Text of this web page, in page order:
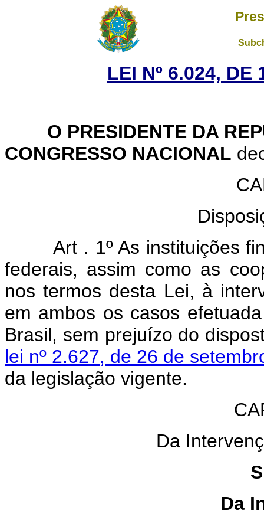
LEI Nº 6.024, DE
O PRESIDENTE DA
CONGRESSO NACIONAL
Art . 1º As instituições
federais, assim como as
nos termos desta Lei, à
em ambos os casos
Brasil, sem prejuízo do
lei nº 2.627, de 26 de
da legislação vigente.
C
Da
Da